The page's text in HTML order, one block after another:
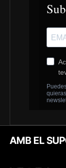
AMB EL